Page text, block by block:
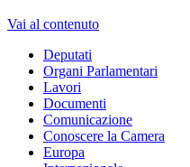
Vai al contenuto
Deputati
Organi Parlamentari
Lavori
Documenti
Comunicazione
Conoscere la Camera
Europa